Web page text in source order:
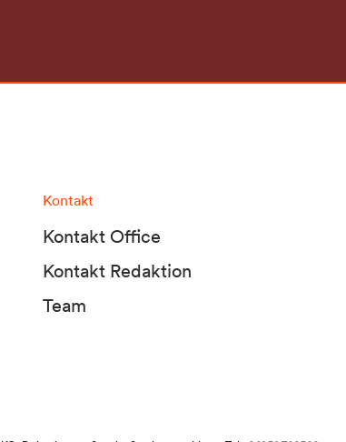
Kontakt
Kontakt Office
Kontakt Redaktion
Team